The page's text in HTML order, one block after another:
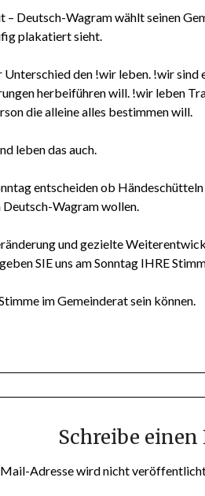
– Deutsch-Wagram wählt seinen
plakatiert sieht.
Unterschied den !wir leben. !wir
herbeiführen will. !wir leben
die alleine alles bestimmen will.
leben das auch.
entscheiden ob
Deutsch-Wagram wollen.
und gezielte
SIE uns am Sonntag IHRE
im Gemeinderat sein können.
Schreibe
Mail-Adresse wird nicht